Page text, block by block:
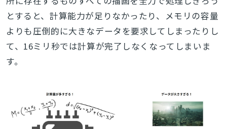
とすると、計算能力が足りなかったり、メモリの容量
よりも圧倒的に大きなデータを要求してしまったりし
て、16ミリ秒では計算が完了しなくなってしまいま
す。